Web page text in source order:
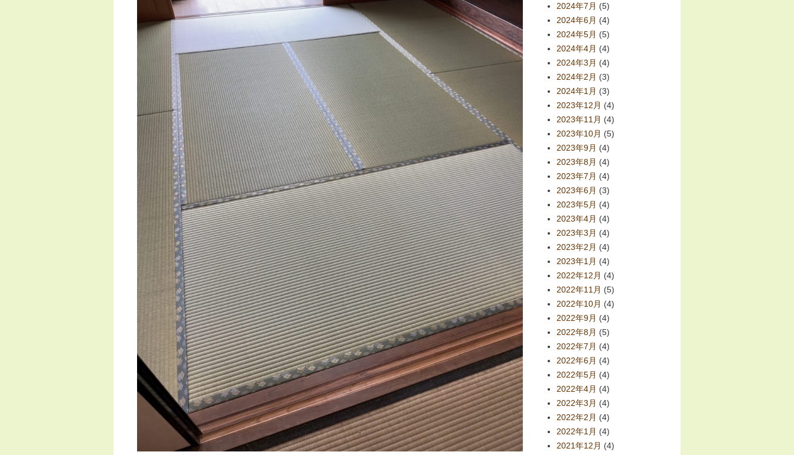
2024年7月 (5)
2024年6月 (4)
2024年5月 (5)
2024年4月 (4)
2024年3月 (4)
2024年2月 (3)
2024年1月 (3)
2023年12月 (4)
2023年11月 (4)
2023年10月 (5)
2023年9月 (4)
2023年8月 (4)
2023年7月 (4)
2023年6月 (3)
2023年5月 (4)
2023年4月 (4)
2023年3月 (4)
2023年2月 (4)
2023年1月 (4)
2022年12月 (4)
2022年11月 (5)
2022年10月 (4)
2022年9月 (4)
2022年8月 (5)
2022年7月 (4)
2022年6月 (4)
2022年5月 (4)
2022年4月 (4)
2022年3月 (4)
2022年2月 (4)
2022年1月 (4)
2021年12月 (4)